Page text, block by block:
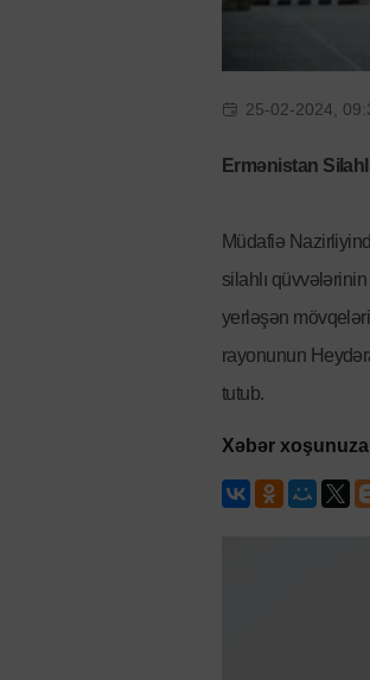
25-02-2024,
Ermənistan
Müdafiə
silahlı
yerləşən
rayonunun
tutub.
Xəbər